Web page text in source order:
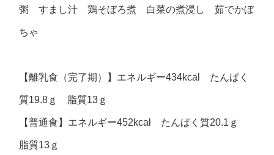
粥 すまし汁 鶏そぼろ煮 白菜の煮浸し 茹でかぼ
ちゃ
【離乳食（完了期）】エネルギー434kcal たんぱく
質19.8ｇ 脂質13ｇ
【普通食】エネルギー452kcal たんぱく質20.1ｇ
脂質13ｇ